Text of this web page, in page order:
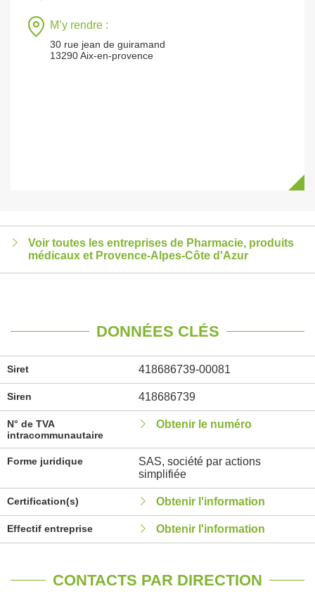
M’y rendre :
30 rue jean de guiramand
13290 Aix-en-provence
Voir toutes les entreprises de Pharmacie, produits
médicaux et Provence-Alpes-Côte d'Azur
DONNÉES CLÉS
Siret 418686739-00081
Siren 418686739
N° de TVA
intracommunautaire
Obtenir le numéro
Forme juridique
SAS, société par actions
simplifiée
Certification(s) Obtenir l'information
Effectif entreprise Obtenir l'information
CONTACTS PAR DIRECTION